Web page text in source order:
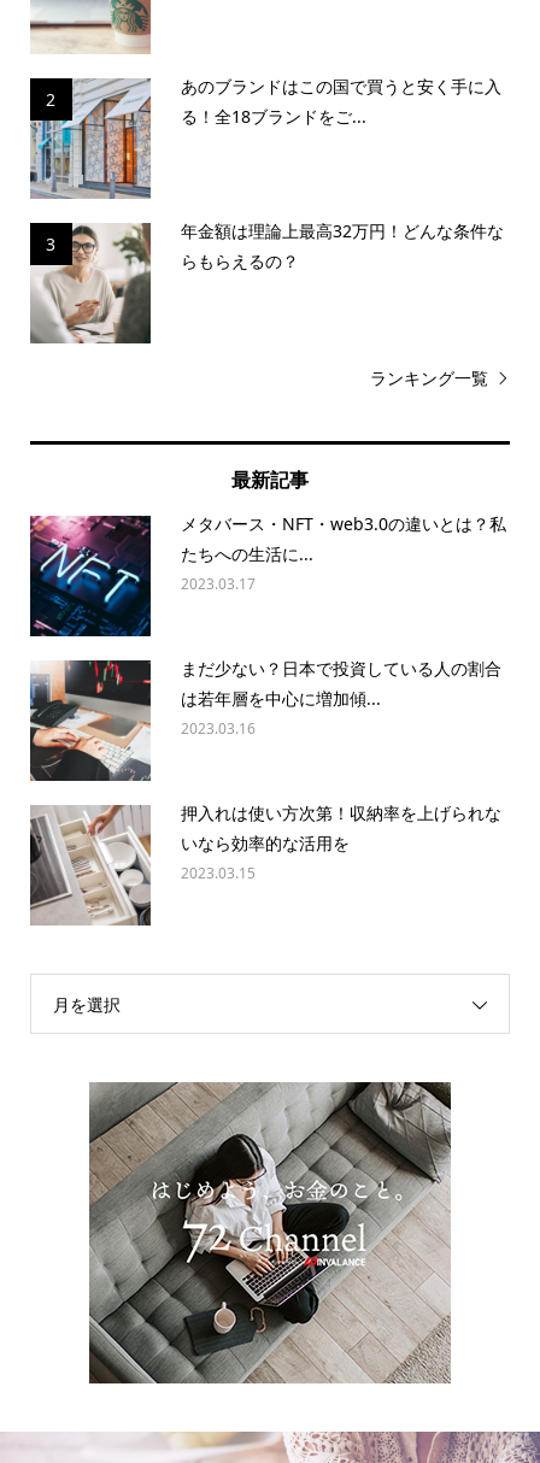
2
あのブランドはこの国で買うと安く手に入
る！全18ブランドをご...
3
年金額は理論上最高32万円！どんな条件な
らもらえるの？
ランキング一覧
最新記事
メタバース・NFT・web3.0の違いとは？私
たちへの生活に...
2023.03.17
まだ少ない？日本で投資している人の割合
は若年層を中心に増加傾...
2023.03.16
押入れは使い方次第！収納率を上げられな
いなら効率的な活用を
2023.03.15
月を選択